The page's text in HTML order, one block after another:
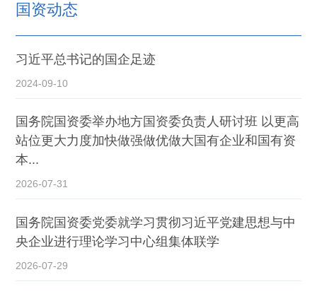
国资动态
习近平总书记的国企足迹
2024-09-10
国务院国资委举办地方国资委负责人研讨班 以更高
站位更大力度加快做强做优做大国有企业和国有资
本...
2026-07-31
国务院国资委党委就学习贯彻习近平党建思想与中
央企业进行理论学习中心组集体联学
2026-07-29